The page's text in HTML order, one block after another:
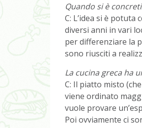
Quando si è
C: L’idea si è
diversi anni in vari
per differenziare la
sono riusciti a
La cucina greca ha
C: Il piatto misto
viene ordinato
vuole provare
Poi ovviamente ci